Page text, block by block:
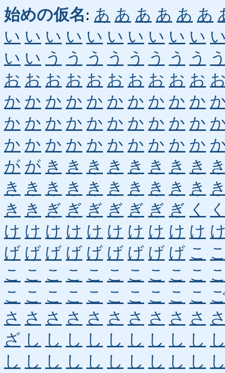
始めの仮名: あ あ あ あ あ あ
い い い い い い い い い い
い い う う う う う う う う
お お お お お お お お お お
か か か か か か か か か か
か か か か か か か か か か
か か か か か か か か か か
が が き き き き き き き き
き き き き き き き き き き
き き ぎ ぎ ぎ ぎ ぎ ぎ ぎ く
け け け け け け け け け け
げ げ げ げ げ げ げ げ げ こ
こ こ こ こ こ こ こ こ こ こ
こ こ こ こ こ こ こ こ こ こ
さ さ さ さ さ さ さ さ さ さ
ざ し し し し し し し し し
し し し し し し し し し し